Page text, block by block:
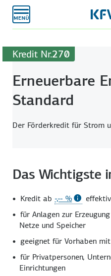
Kredit Nr.270
Erneuerbare
Standard
Der Förderkredit für Strom
Das Wichtigste
Kredit ab -,-- %
für Anlagen zur
Netze und Speicher
geeignet für Vorhaben mit
für Privatpersonen,
Einrichtungen